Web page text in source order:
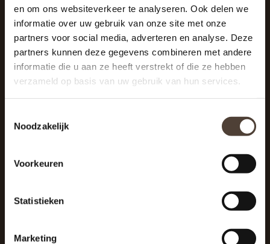
en om ons websiteverkeer te analyseren. Ook delen we
informatie over uw gebruik van onze site met onze
partners voor social media, adverteren en analyse. Deze
partners kunnen deze gegevens combineren met andere
informatie die u aan ze heeft verstrekt of die ze hebben
verzameld op basis van uw gebruik van hun services.
Noodzakelijk
Voorkeuren
Statistieken
Marketing
Winkelcentrum Woensel 342